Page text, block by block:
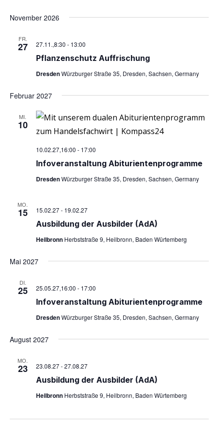
November 2026
FR.
27
Pflan­zen­schutz Auffrischung
27.11.,8:30 - 13:00
DresdenWürzburger Straße 35, Dresden, Sachsen, Germany
Februar 2027
MI.
10
Info­ver­an­stal­tung Abiturientenprogramme
10.02.27,16:00 - 17:00
DresdenWürzburger Straße 35, Dresden, Sachsen, Germany
MO.
15
Aus­bil­dung der Aus­bil­der (AdA)
15.02.27- 19.02.27
Heilbronn Herbststraße 9, Heilbronn, Baden Würtemberg
Mai 2027
DI.
25
Info­ver­an­stal­tung Abiturientenprogramme
25.05.27,16:00 - 17:00
DresdenWürzburger Straße 35, Dresden, Sachsen, Germany
August 2027
MO.
23
Aus­bil­dung der Aus­bil­der (AdA)
23.08.27-27.08.27
Heilbronn Herbststraße 9, Heilbronn, Baden Würtemberg